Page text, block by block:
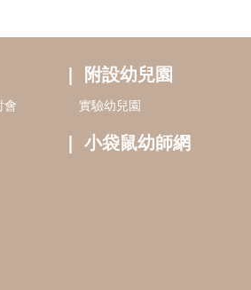
會
附設幼兒園
實驗幼兒園
小袋鼠幼師網